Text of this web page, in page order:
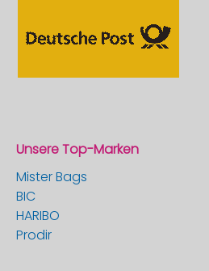
Unsere Top-Marken
Mister Bags
BIC
HARIBO
Prodir